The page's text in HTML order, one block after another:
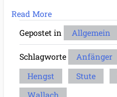
Read More
Gepostet in
Allgemein
Schlagworte Anfänger
Hengst
Stute
Wallach